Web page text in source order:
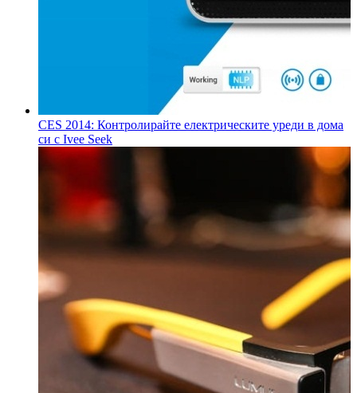
CES 2014: Контролирайте електрическите уреди в дома
си с Ivee Seek